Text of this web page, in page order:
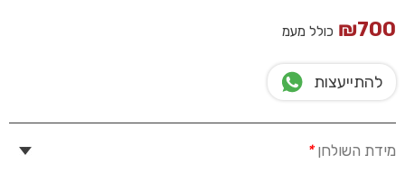
₪700 כולל מעמ
להתייעצות
מידת השולחן*